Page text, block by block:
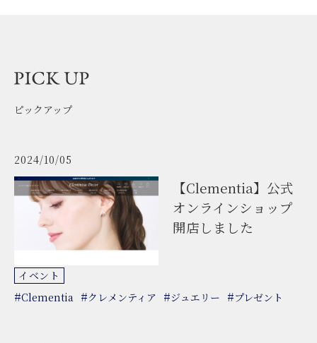
ピックアップ
2024/10/05
【Clementia】公式
オンラインショップ
開店しました
イベント
#Clementia #クレメンティア #ジュエリー #プレゼント